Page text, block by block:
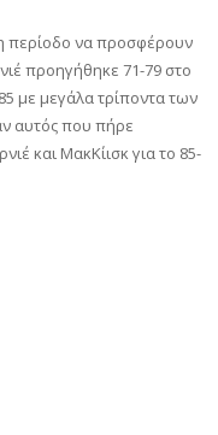
περίοδο να προσφέρουν
προηγήθηκε 71-79 στο
με μεγάλα τρίποντα των
αυτός που πήρε
και ΜακΚίισκ για το 85-